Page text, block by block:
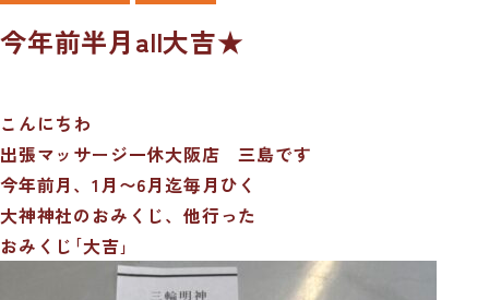
今年前半月all大吉★
こんにちわ
出張マッサージ一休大阪店 三島です
今年前月、1月〜6月迄毎月ひく
大神神社のおみくじ、他行った
おみくじ｢大吉｣